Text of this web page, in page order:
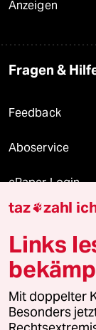
Anzeigen
Fragen &
Feedback
Aboservice
ePaper Login
Downloads für
© 2026 taz
Alle Rechte
wenden Sie sich
taz zahl
Links
Mit doppelter
Besonders